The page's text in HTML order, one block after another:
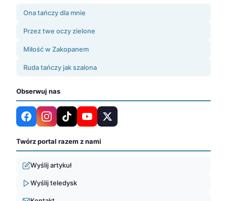
Ona tańczy dla mnie
Przez twe oczy zielone
Miłość w Zakopanem
Ruda tańczy jak szalona
Obserwuj nas
Twórz portal razem z nami
Wyślij artykuł
Wyślij teledysk